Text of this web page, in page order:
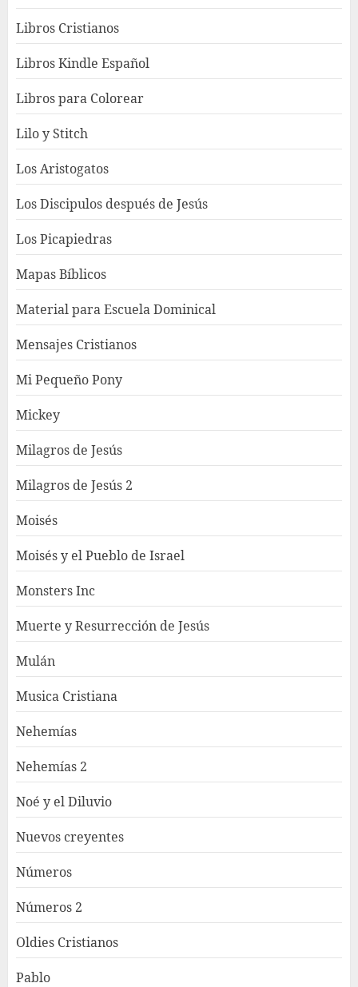
Libros Cristianos
Libros Kindle Español
Libros para Colorear
Lilo y Stitch
Los Aristogatos
Los Discipulos después de Jesús
Los Picapiedras
Mapas Bíblicos
Material para Escuela Dominical
Mensajes Cristianos
Mi Pequeño Pony
Mickey
Milagros de Jesús
Milagros de Jesús 2
Moisés
Moisés y el Pueblo de Israel
Monsters Inc
Muerte y Resurrección de Jesús
Mulán
Musica Cristiana
Nehemías
Nehemías 2
Noé y el Diluvio
Nuevos creyentes
Números
Números 2
Oldies Cristianos
Pablo